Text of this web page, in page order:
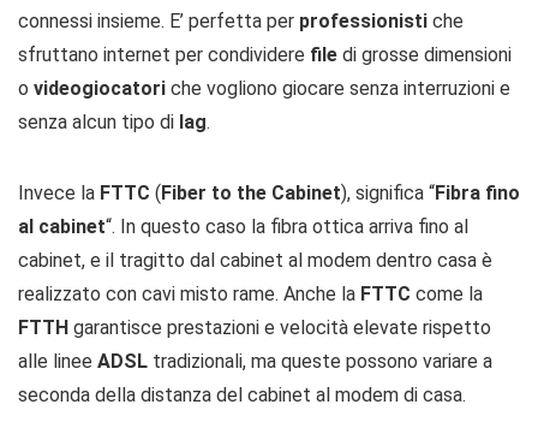
connessi insieme. E’ perfetta per professionisti che
sfruttano internet per condividere file di grosse dimensioni
o videogiocatori che vogliono giocare senza interruzioni e
senza alcun tipo di lag.
Invece la FTTC (Fiber to the Cabinet), significa “Fibra fino
al cabinet“. In questo caso la fibra ottica arriva fino al
cabinet, e il tragitto dal cabinet al modem dentro casa è
realizzato con cavi misto rame. Anche la FTTC come la
FTTH garantisce prestazioni e velocità elevate rispetto
alle linee ADSL tradizionali, ma queste possono variare a
seconda della distanza del cabinet al modem di casa.